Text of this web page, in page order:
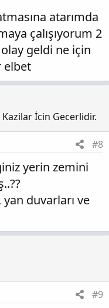
atarımda
çalışıyorum 2
olay geldi ne için
elbet
İcin Gecerlidir.
#8
yerin zemini
duvarları ve
#9